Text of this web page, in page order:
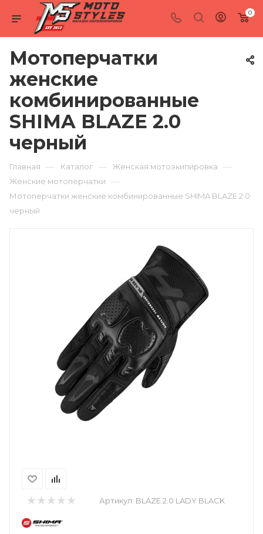
0
Мотоперчатки
женские
комбинированные
SHIMA BLAZE 2.0
черный
Главная — Каталог — Женская мотоэкипировка —
Женские мотоперчатки —
Мотоперчатки женские комбинированные SHIMA BLAZE 2.0
черный
Артикул: BLAZE 2.0 LADY BLACK